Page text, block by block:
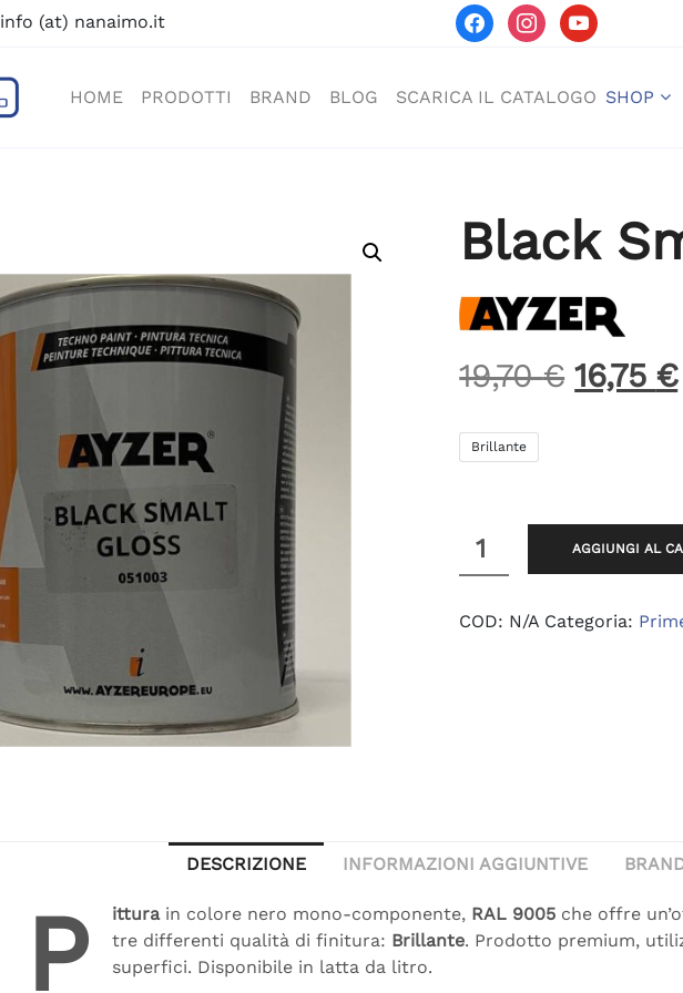
info (at) nanaimo.it facebookinstagram
youtube
HOME PRODOTTI BRAND BLOG SCARICA IL CATALOGO SHOP
Black
19,70€ Il
16,75 €
Brillante
Smalt
quantità
AGGIUNGI AL
COD: N/A Categoria:
DESCRIZIONE INFORMAZIONI AGGIUNTIVE
P itturain colore nero mono-componente, RAL 9005 che offre
tre differenti qualità di finitura: Brillante. Prodotto premium,
superfici. Disponibile in latta da litro.